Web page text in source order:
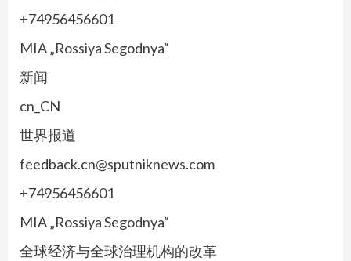
+74956456601
MIA „Rossiya Segodnya“
新闻
cn_CN
世界报道
feedback.cn@sputniknews.com
+74956456601
MIA „Rossiya Segodnya“
全球经济与全球治理机构的改革